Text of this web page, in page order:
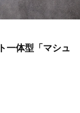
一体型「マシュ